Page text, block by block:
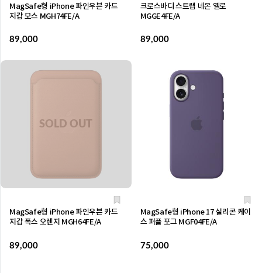
MagSafe형 iPhone 파인우븐 카드
지갑 모스 MGH74FE/A
89,000
크로스바디 스트랩 네온 옐로
MGGE4FE/A
89,000
MagSafe형 iPhone 파인우븐 카드
지갑 폭스 오렌지 MGH64FE/A
89,000
MagSafe형 iPhone 17 실리콘 케이
스 퍼플 포그 MGF04FE/A
75,000